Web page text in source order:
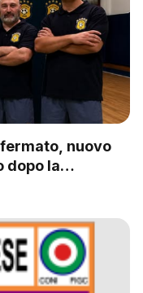
nuovo
dopo la